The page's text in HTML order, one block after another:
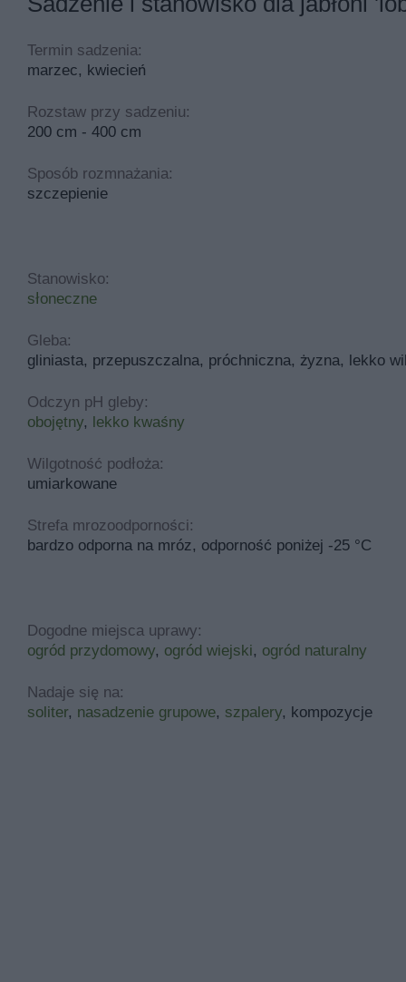
Termin sadzenia:
marzec, kwiecień
Rozstaw przy sadzeniu:
200 cm - 400 cm
Sposób rozmnażania:
szczepienie
Stanowisko:
słoneczne
Gleba:
gliniasta, przepuszczalna, próchniczna, żyzna, lekko
Odczyn pH gleby:
obojętny, lekko kwaśny
Wilgotność podłoża:
umiarkowane
Strefa mrozoodporności:
bardzo odporna na mróz, odporność poniżej -25 °C
Dogodne miejsca uprawy:
ogród przydomowy, ogród wiejski, ogród naturalny
Nadaje się na:
soliter, nasadzenie grupowe, szpalery, kompozycje